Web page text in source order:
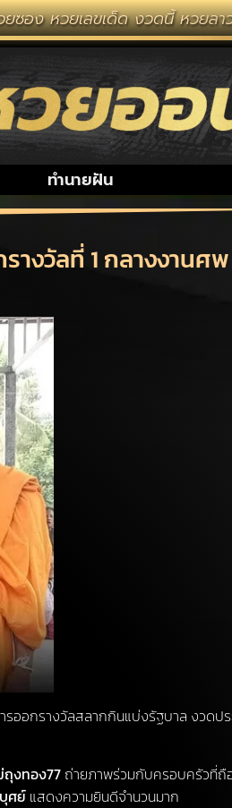
ด งวดนี้ หวยลาว หวยซอง หว
ทำนายฝัน
รางวัลที่ 1 กลางงาน
อกรางวัลสลากกินแบ่งรัฐบาล งวดปร
ถุงทอง77ถ่ายภาพร่วมกับครอบครัวที่
ศย์ แสดงความยินดีจำนวนมาก